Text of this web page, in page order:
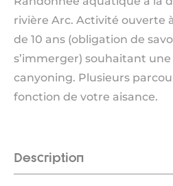
rivière Arc. Activité ouverte
de 10 ans (obligation de
s’immerger) souhaitant
canyoning. Plusieurs
fonction de votre aisance.
Description